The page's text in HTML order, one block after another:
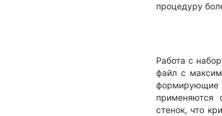
процедуру
Работа с
файл с
формирующие
применяются
стенок, что